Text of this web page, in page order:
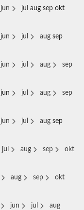
jun jul aug sep okt
jun jul aug sep
jun jul aug
sep
jun jul aug
sep
jun jul aug sep
jul aug sep
okt
aug sep
okt
jun jul
aug